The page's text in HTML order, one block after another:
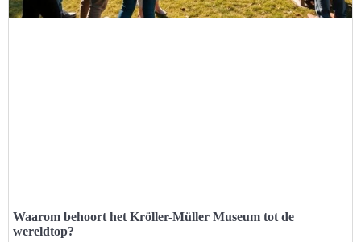
Waarom behoort het Kröller-Müller Museum tot de
wereldtop?